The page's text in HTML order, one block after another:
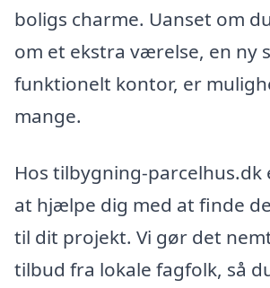
boligs charme. Uanset om
om et ekstra værelse, en ny
funktionelt kontor, er
mange.
Hos tilbygning-parcelhus.dk
at hjælpe dig med at finde
til dit projekt. Vi gør det
tilbud fra lokale fagfolk, så